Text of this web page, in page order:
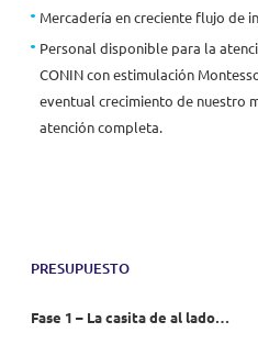
Mercadería en creciente flujo de
Personal disponible para la
CONIN con estimulación
eventual crecimiento de nuestro
atención completa.
PRESUPUESTO
Fase 1 – La casita de al lado…